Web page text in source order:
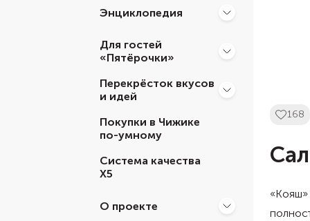
Энциклопедия
Для гостей
«Пятёрочки»
Перекрёсток вкусов
и идей
Покупки в Чижике
по-умному
Система качества
Х5
О проекте
168
«Кояш»